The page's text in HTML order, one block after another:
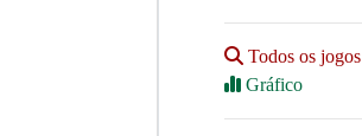
Todos os jogos
Gráfico